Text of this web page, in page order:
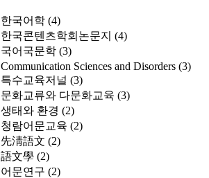
한국어학 (4)
한국콘텐츠학회논문지 (4)
국어국문학 (3)
Communication Sciences and Disorders (3)
특수교육저널 (3)
문화교류와 다문화교육 (3)
생태와 환경 (2)
청람어문교육 (2)
先淸語文 (2)
語文學 (2)
어문연구 (2)